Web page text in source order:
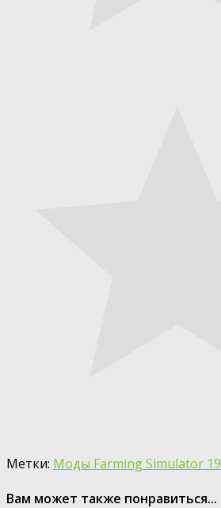
Метки: Моды Farming Simulator 19
Вам может также понравиться...